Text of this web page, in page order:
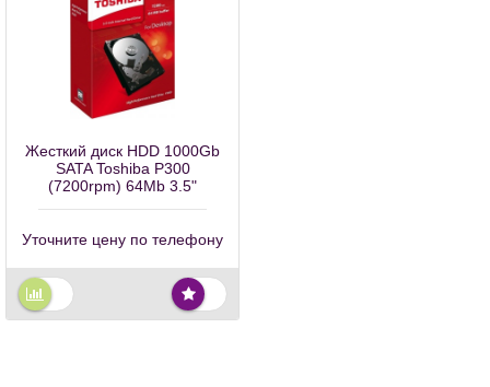
Жесткий диск HDD 1000Gb
SATA Toshiba P300
(7200rpm) 64Mb 3.5"
Уточните цену по телефону